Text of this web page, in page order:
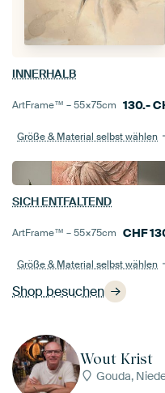
Shop besuchen
INNERHALB
ArtFrame™ –55×75cm 130.-
Größe & Material selbst wählen
SICH ENTFALTEND
ArtFrame™ –55×75cm CHF
Größe & Material selbst wählen
Wout Krist
Gouda,